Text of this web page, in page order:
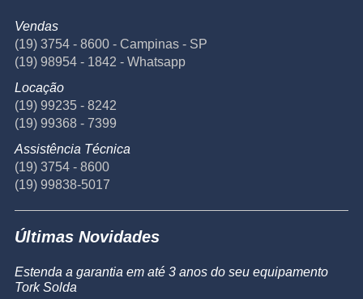
Vendas
(19) 3754 - 8600 - Campinas - SP
(19) 98954 - 1842 - Whatsapp
Locação
(19) 99235 - 8242
(19) 99368 - 7399
Assistência Técnica
(19) 3754 - 8600
(19) 99838-5017
Últimas Novidades
Estenda a garantia em até 3 anos do seu equipamento
Tork Solda